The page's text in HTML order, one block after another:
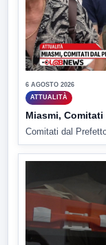
6 AGOSTO 2026
ATTUALITÀ
Miasmi,
Comitati dal